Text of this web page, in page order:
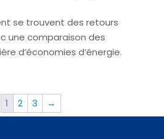
se trouvent des retours
une comparaison des
d’économies d’énergie.
1 2 3 →